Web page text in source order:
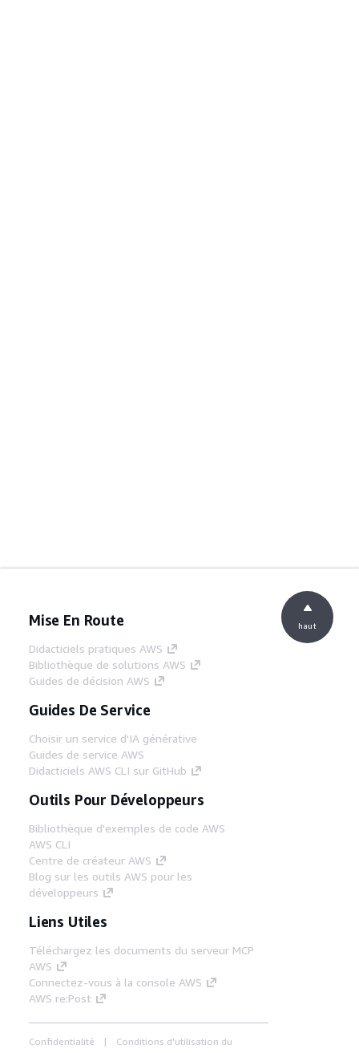
Mise En Route
Didacticiels pratiques AWS
Bibliothèque de solutions AWS
Guides de décision AWS
Guides De Service
Choisir un service d'IA générative
Guides de service AWS
Didacticiels AWS CLI sur GitHub
Outils Pour Développeurs
Bibliothèque d'exemples de code AWS
AWS CLI
Centre de créateur AWS
Blog sur les outils AWS pour les
développeurs
Liens Utiles
Téléchargez les documents du serveur MCP
AWS
Connectez-vous à la console AWS
AWS re:Post
Confidentialité
Conditions d'utilisation du
haut